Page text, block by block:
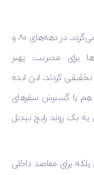
تاریخچه این نوع تورها به کشورهای اروپایی بازمی‌گردد. در دهه‌های ۸۰ و
برای مدیریت بهتر
کردند. این ایده
هم با گسترش سفرهای
یک روند رایج تبدیل
برای مقاصد داخلی